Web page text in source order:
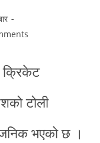
क्रिकेट
टोली
भएको छ ।